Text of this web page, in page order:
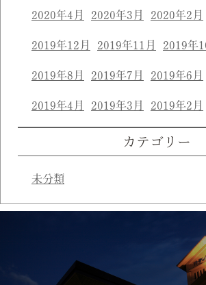
2020年4月 2020年3月 2020年2月
2019年12月 2019年11月 2019年
2019年8月 2019年7月 2019年6月
2019年4月 2019年3月 2019年2月
カテゴリー
未分類